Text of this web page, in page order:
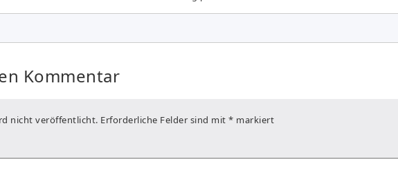
Kommentar
nicht veröffentlicht. Erforderliche Felder sind mit * markiert